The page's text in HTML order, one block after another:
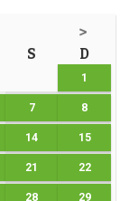
>
S D
1
7 8
14 15
21 22
28 29